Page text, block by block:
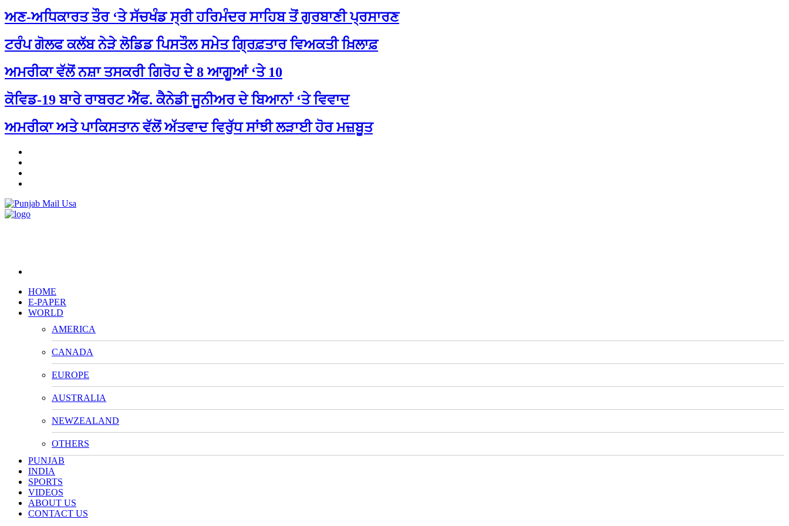
ਅਣ-ਅਧਿਕਾਰਤ ਤੌਰ ‘ਤੇ ਸੱਚਖੰਡ ਸ੍ਰੀ ਹਰਿਮੰਦਰ ਸਾਹਿਬ ਤੋਂ ਗੁਰਬਾਣੀ ਪ੍ਰਸਾਰਣ
ਟਰੰਪ ਗੋਲਫ ਕਲੱਬ ਨੇੜੇ ਲੋਡਿਡ ਪਿਸਤੌਲ ਸਮੇਤ ਗ੍ਰਿਫ਼ਤਾਰ ਵਿਅਕਤੀ ਖ਼ਿਲਾਫ਼
ਅਮਰੀਕਾ ਵੱਲੋਂ ਨਸ਼ਾ ਤਸਕਰੀ ਗਿਰੋਹ ਦੇ 8 ਆਗੂਆਂ ‘ਤੇ 10
ਕੋਵਿਡ-19 ਬਾਰੇ ਰਾਬਰਟ ਐੱਫ. ਕੈਨੇਡੀ ਜੂਨੀਅਰ ਦੇ ਬਿਆਨਾਂ ‘ਤੇ ਵਿਵਾਦ
ਅਮਰੀਕਾ ਅਤੇ ਪਾਕਿਸਤਾਨ ਵੱਲੋਂ ਅੱਤਵਾਦ ਵਿਰੁੱਧ ਸਾਂਝੀ ਲੜਾਈ ਹੋਰ ਮਜ਼ਬੂਤ
HOME
E-PAPER
WORLD
AMERICA
CANADA
EUROPE
AUSTRALIA
NEWZEALAND
OTHERS
PUNJAB
INDIA
SPORTS
VIDEOS
ABOUT US
CONTACT US